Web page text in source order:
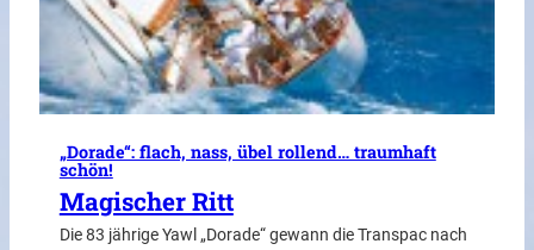
„Dorade“: flach, nass, übel rollend… traumhaft
schön!
Magischer Ritt
Die 83 jährige Yawl „Dorade“ gewann die Transpac nach